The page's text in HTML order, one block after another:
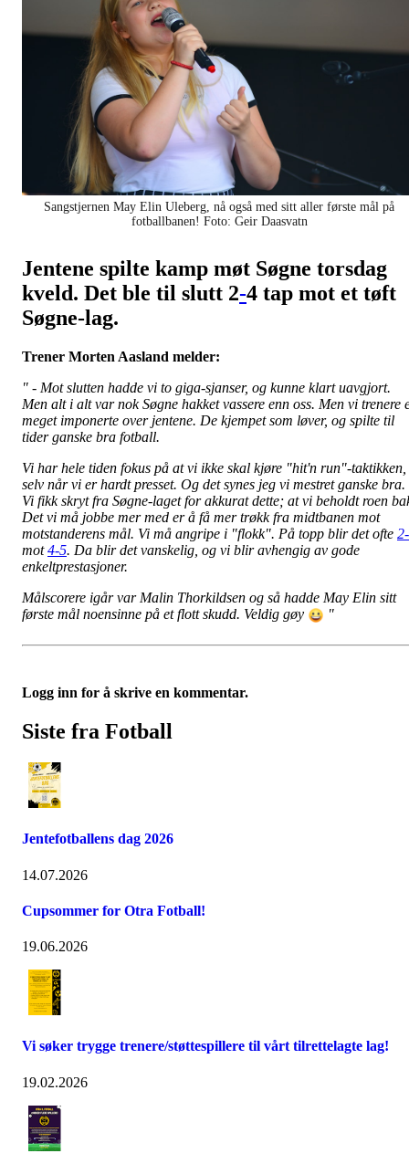
Sangstjernen May Elin Uleberg, nå også med sitt aller første mål på
fotballbanen! Foto: Geir Daasvatn
Jentene spilte kamp møt Søgne torsdag
kveld. Det ble til slutt 2-4 tap mot et tøft
Søgne-lag.
Trener Morten Aasland melder:
" - Mot slutten hadde vi to giga-sjanser, og kunne klart uavgjort.
Men alt i alt var nok Søgne hakket vassere enn oss. Men vi trenere
meget imponerte over jentene. De kjempet som løver, og spilte til
tider ganske bra fotball.
Vi har hele tiden fokus på at vi ikke skal kjøre "hit'n run"-taktikken,
selv når vi er hardt presset. Og det synes jeg vi mestret ganske bra.
Vi fikk skryt fra Søgne-laget for akkurat dette; at vi beholdt roen
Det vi må jobbe mer med er å få mer trøkk fra midtbanen mot
motstanderens mål. Vi må angripe i "flokk". På topp blir det ofte
mot4-5. Da blir det vanskelig, og vi blir avhengig av gode
enkeltprestasjoner.
Målscorere igår var Malin Thorkildsen og så hadde May Elin sitt
første mål noensinne på et flott skudd. Veldig gøy
"
Logg inn for å skrive en kommentar.
Siste fra Fotball
Jentefotballens dag 2026
14.07.2026
Cupsommer for Otra Fotball!
19.06.2026
Vi søker trygge trenere/støttespillere til vårt tilrettelagte lag!
19.02.2026